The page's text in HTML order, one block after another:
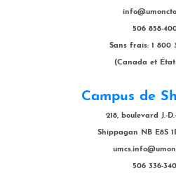
506 858-
Sans frais: 1 800
(Canada et
Campus de
218, boulevard J.-
Shippagan NB E8S
506 336-